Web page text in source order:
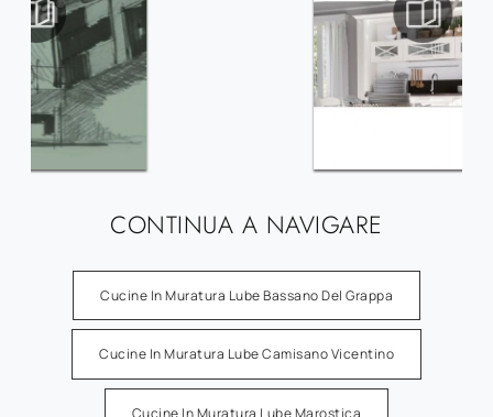
CONTINUA A NAVIGARE
Cucine In Muratura Lube Bassano Del Grappa
Cucine In Muratura Lube Camisano Vicentino
Cucine In Muratura Lube Marostica